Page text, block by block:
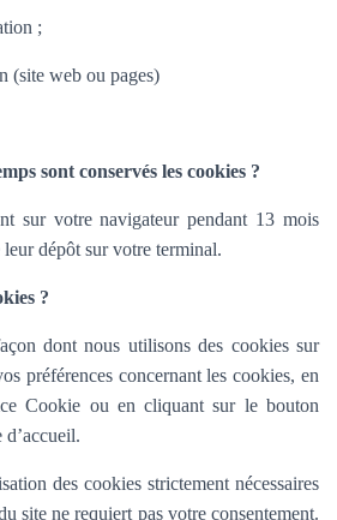
;
(site web ou pages)
sont conservés les cookies ?
sur votre navigateur pendant 13 mois
dépôt sur votre terminal.
?
dont nous utilisons des cookies sur
préférences concernant les cookies, en
Cookie ou en cliquant sur le bouton
d’accueil.
des cookies strictement nécessaires
site ne requiert pas votre consentement.